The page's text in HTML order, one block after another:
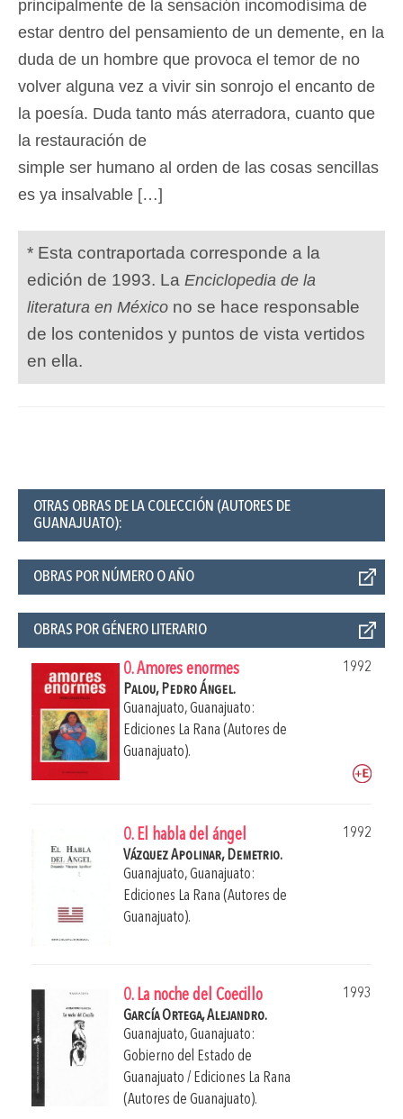
principalmente de la sensación incomodísima de
estar dentro del pensamiento de un demente, en la
duda de un hombre que provoca el temor de no
volver alguna vez a vivir sin sonrojo el encanto de
la poesía. Duda tanto más aterradora, cuanto que
la restauración de
simple ser humano al orden de las cosas sencillas
es ya insalvable […]
* Esta contraportada corresponde a la
edición de 1993. La Enciclopedia de la
literatura en México no se hace responsable
de los contenidos y puntos de vista vertidos
en ella.
OTRAS OBRAS DE LA COLECCIÓN (AUTORES DE
GUANAJUATO):
OBRAS POR NÚMERO O AÑO
OBRAS POR GÉNERO LITERARIO
0. Amores enormes
1992
Palou, Pedro Ángel.
Guanajuato, Guanajuato:
Ediciones La Rana (Autores de
Guanajuato).
0. El habla del ángel
1992
Vázquez Apolinar, Demetrio.
Guanajuato, Guanajuato:
Ediciones La Rana (Autores de
Guanajuato).
0. La noche del Coecillo
1993
García Ortega, Alejandro.
Guanajuato, Guanajuato:
Gobierno del Estado de
Guanajuato / Ediciones La Rana
(Autores de Guanajuato).